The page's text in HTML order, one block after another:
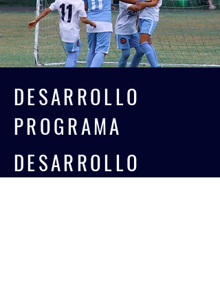
DESARROLLO
PROGRAMA
DESARROLLO